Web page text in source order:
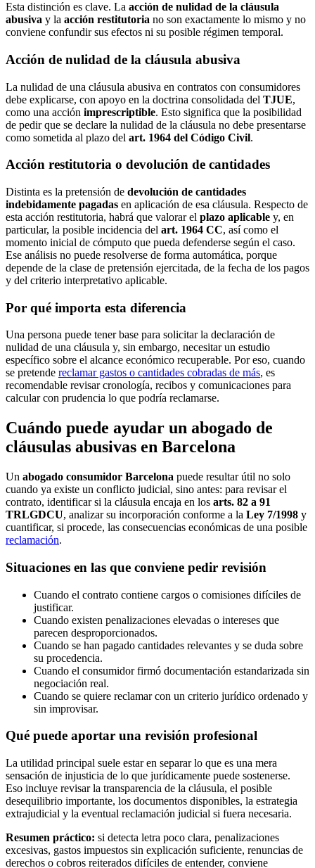
Esta distinción es clave. La acción de nulidad de la cláusula
abusiva y la acción restitutoria no son exactamente lo mismo y no
conviene confundir sus efectos ni su posible régimen temporal.
Acción de nulidad de la cláusula abusiva
La nulidad de una cláusula abusiva en contratos con consumidores
debe explicarse, con apoyo en la doctrina consolidada del TJUE,
como una acción imprescriptible. Esto significa que la posibilidad
de pedir que se declare la nulidad de la cláusula no debe presentarse
como sometida al plazo del art. 1964 del Código Civil.
Acción restitutoria o devolución de cantidades
Distinta es la pretensión de devolución de cantidades
indebidamente pagadas en aplicación de esa cláusula. Respecto de
esta acción restitutoria, habrá que valorar el plazo aplicable y, en
particular, la posible incidencia del art. 1964 CC, así como el
momento inicial de cómputo que pueda defenderse según el caso.
Ese análisis no puede resolverse de forma automática, porque
depende de la clase de pretensión ejercitada, de la fecha de los pagos
y del criterio interpretativo aplicable.
Por qué importa esta diferencia
Una persona puede tener base para solicitar la declaración de
nulidad de una cláusula y, sin embargo, necesitar un estudio
específico sobre el alcance económico recuperable. Por eso, cuando
se pretende reclamar gastos o cantidades cobradas de más, es
recomendable revisar cronología, recibos y comunicaciones para
calcular con prudencia lo que podría reclamarse.
Cuándo puede ayudar un abogado de
cláusulas abusivas en Barcelona
Un abogado consumidor Barcelona puede resultar útil no solo
cuando ya existe un conflicto judicial, sino antes: para revisar el
contrato, identificar si la cláusula encaja en los arts. 82 a 91
TRLGDCU, analizar su incorporación conforme a la Ley 7/1998 y
cuantificar, si procede, las consecuencias económicas de una posible
reclamación.
Situaciones en las que conviene pedir revisión
Cuando el contrato contiene cargos o comisiones difíciles de
justificar.
Cuando existen penalizaciones elevadas o intereses que
parecen desproporcionados.
Cuando se han pagado cantidades relevantes y se duda sobre
su procedencia.
Cuando el consumidor firmó documentación estandarizada sin
negociación real.
Cuando se quiere reclamar con un criterio jurídico ordenado y
sin improvisar.
Qué puede aportar una revisión profesional
La utilidad principal suele estar en separar lo que es una mera
sensación de injusticia de lo que jurídicamente puede sostenerse.
Eso incluye revisar la transparencia de la cláusula, el posible
desequilibrio importante, los documentos disponibles, la estrategia
extrajudicial y la eventual reclamación judicial si fuera necesaria.
Resumen práctico: si detecta letra poco clara, penalizaciones
excesivas, gastos impuestos sin explicación suficiente, renuncias de
derechos o cobros reiterados difíciles de entender, conviene